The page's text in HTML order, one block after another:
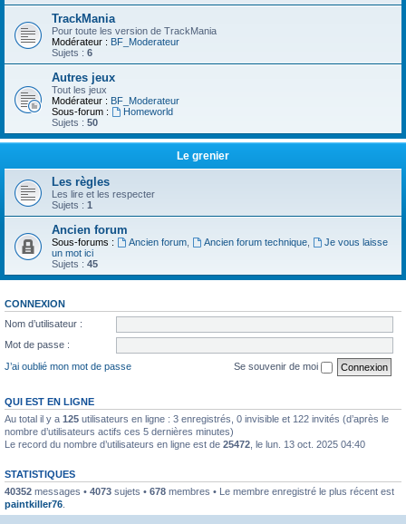
TrackMania
Pour toute les version de TrackMania
Modérateur : BF_Moderateur
Sujets : 6
Autres jeux
Tout les jeux
Modérateur : BF_Moderateur
Sous-forum :
Homeworld
Sujets : 50
Le grenier
Les règles
Les lire et les respecter
Sujets : 1
Ancien forum
Sous-forums : Ancien forum, Ancien forum technique,
Je vous laisse
un mot ici
Sujets : 45
CONNEXION
Nom d’utilisateur :
Mot de passe :
J’ai oublié mon mot de passe
Se souvenir de moi
QUI EST EN LIGNE
Au total il y a 125 utilisateurs en ligne : 3 enregistrés, 0 invisible et 122 invités (d’après le
nombre d’utilisateurs actifs ces 5 dernières minutes)
Le record du nombre d’utilisateurs en ligne est de 25472 , le lun. 13 oct. 2025 04:40
STATISTIQUES
40352 messages • 4073 sujets • 678 membres • Le membre enregistré le plus récent est
paintkiller76